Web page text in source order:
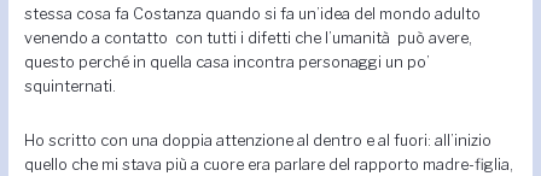
stessa cosa fa Costanza quando si fa un’idea del mondo adulto
venendo a contatto con tutti i difetti che l’umanità può avere,
questo perché in quella casa incontra personaggi un po’
squinternati.
Ho scritto con una doppia attenzione al dentro e al fuori: all’inizio
quello che mi stava più a cuore era parlare del rapporto madre-figlia,